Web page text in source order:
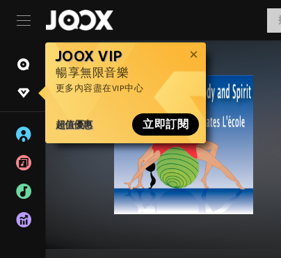
JOOX VIP
暢享無限音樂
更多內容盡在VIP中心
超值優惠 立即訂閱